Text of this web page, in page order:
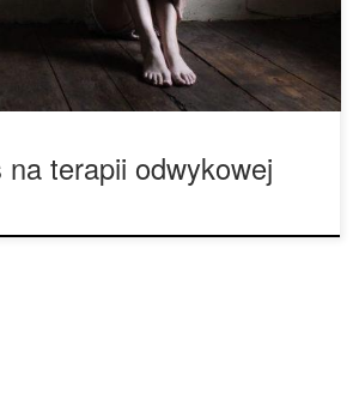
[…]
na terapii odwykowej